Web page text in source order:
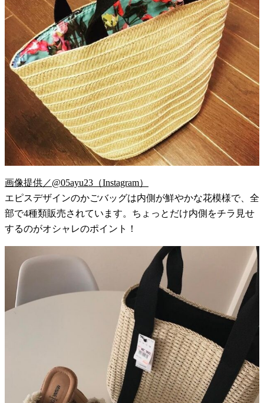
画像提供／@05ayu23（Instagram）
エピスデザインのかごバッグは内側が鮮やかな花模様で、全
部で4種類販売されています。ちょっとだけ内側をチラ見せ
するのがオシャレのポイント！